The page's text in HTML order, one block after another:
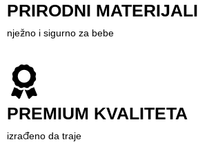
PRIRODNI MATERIJALI
nježno i sigurno za bebe
PREMIUM KVALITETA
izrađeno da traje